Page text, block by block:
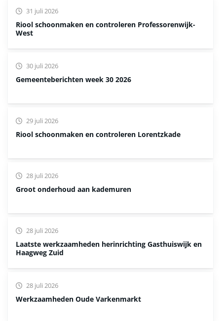
Riool schoonmaken en controleren Professorenwijk-
West
31 juli 2026
Gemeenteberichten week 30 2026
30 juli 2026
Riool schoonmaken en controleren Lorentzkade
29 juli 2026
Groot onderhoud aan kademuren
28 juli 2026
Laatste werkzaamheden herinrichting Gasthuiswijk en
Haagweg Zuid
28 juli 2026
Werkzaamheden Oude Varkenmarkt
28 juli 2026